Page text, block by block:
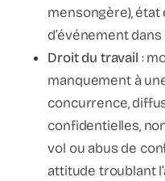
mensongère), état
d’événement
Droit du travail :
manquement à
concurrence,
confidentielles,
vol ou abus de
attitude troublant